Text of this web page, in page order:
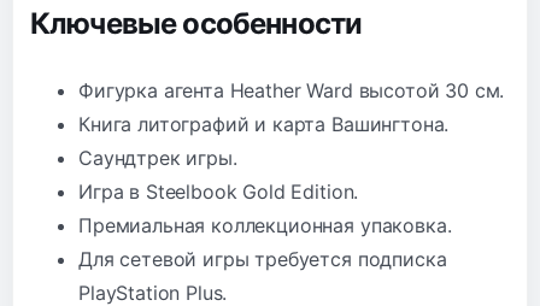
Ключевые особенности
Фигурка агента Heather Ward высотой 30 см.
Книга литографий и карта Вашингтона.
Саундтрек игры.
Игра в Steelbook Gold Edition.
Премиальная коллекционная упаковка.
Для сетевой игры требуется подписка
PlayStation Plus.